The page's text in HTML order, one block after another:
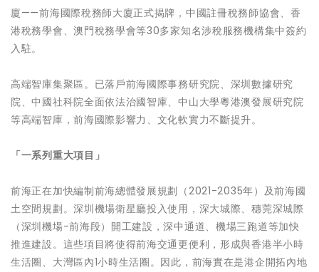
廈——前海國際稅務師大廈正式揭牌，中國註冊稅務師協會、香
港稅務學會、澳門稅務學會等30多家知名涉稅服務機構集中簽約
入駐。
高端智庫集聚區。已落戶前海國際事務研究院、深圳數據研究
院、中國社科院全面依法治國智庫、中山大學粵港澳發展研究院
等高端智庫，前海國際影響力、文化軟實力不斷提升。
「一系列重大項目」
前海正在加快編制前海總體發展規劃（2021-2035年）及前海國
土空間規劃。深圳機場衛星廳投入使用，深大城際、穗莞深城際
（深圳機場-前海段）開工建設，深中通道、機場三跑道等加快
推進建設。這些項目將使得前海交通更便利，形成與香港半小時
生活圈、大灣區內1小時生活圈。因此，前海實在是港企開拓內地